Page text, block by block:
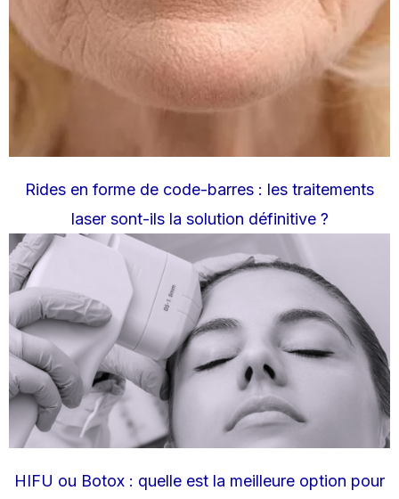
Rides en forme de code-barres : les traitements
laser sont-ils la solution définitive ?
HIFU ou Botox : quelle est la meilleure option pour